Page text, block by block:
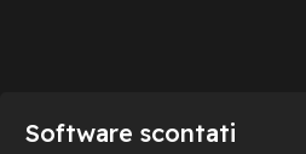
Software scontati